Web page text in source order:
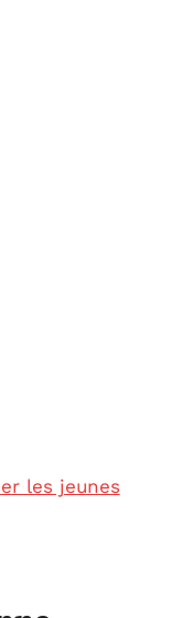
les jeunes